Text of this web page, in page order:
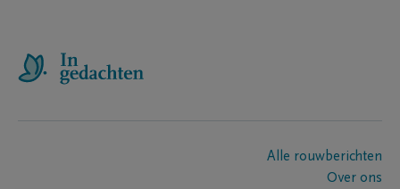
Alle rouwberichten
Over ons